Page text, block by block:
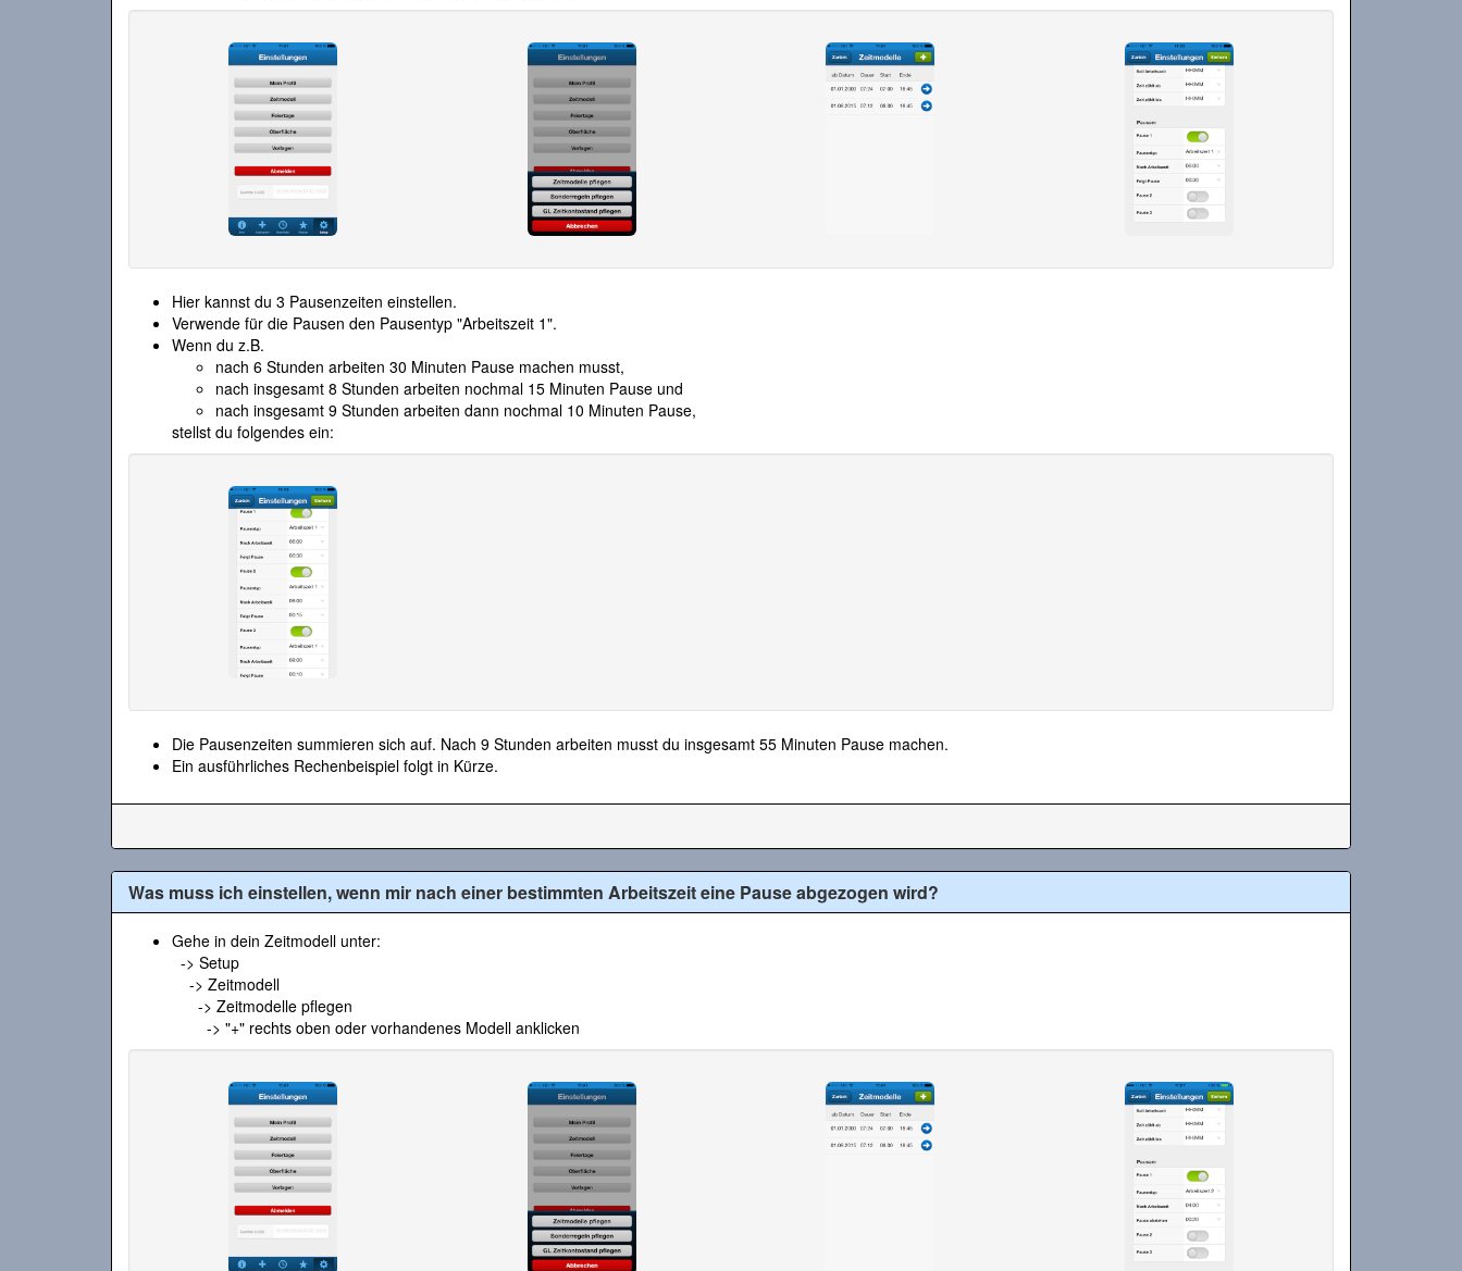
Hier kannst du 3 Pausenzeiten einstellen.
Verwende für die Pausen den Pausentyp "Arbeitszeit 1".
Wenn du z.B.
nach 6 Stunden arbeiten 30 Minuten Pause machen musst,
nach insgesamt 8 Stunden arbeiten nochmal 15 Minuten Pause und
nach insgesamt 9 Stunden arbeiten dann nochmal 10 Minuten Pause,
stellst du folgendes ein:
Die Pausenzeiten summieren sich auf. Nach 9 Stunden arbeiten musst du insgesamt 55 Minuten Pause machen.
Ein ausführliches Rechenbeispiel folgt in Kürze.
Was muss ich einstellen, wenn mir nach einer bestimmten Arbeitszeit eine Pause abgezogen wird?
Gehe in dein Zeitmodell unter:
-> Setup
-> Zeitmodell
-> Zeitmodelle pflegen
-> "+" rechts oben oder vorhandenes Modell anklicken